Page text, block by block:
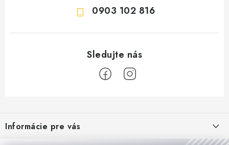
0903 102 816
pInformácie pre vás